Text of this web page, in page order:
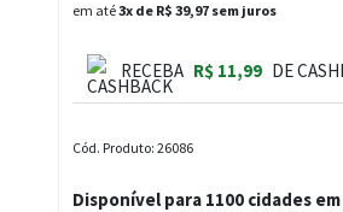
em até3x de R$ 39,97 sem juros
RECEBA R$ 11,99 DE
Cód. Produto: 26086
Disponível para 1100 cidades